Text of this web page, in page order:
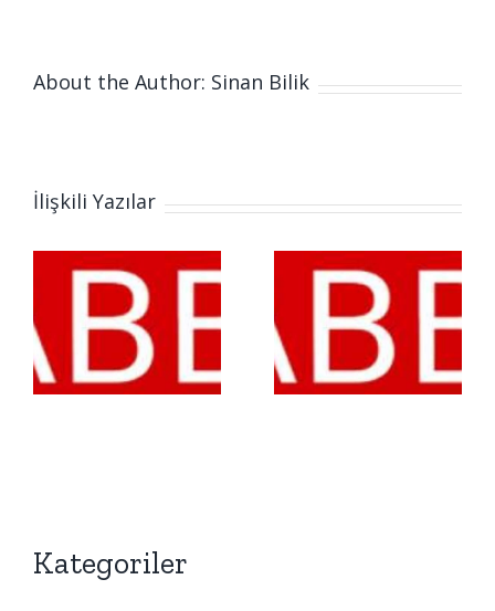
About the Author: Sinan Bilik
İlişkili Yazılar
Zabbix
AutoDiscover
Metodları
Kategoriler